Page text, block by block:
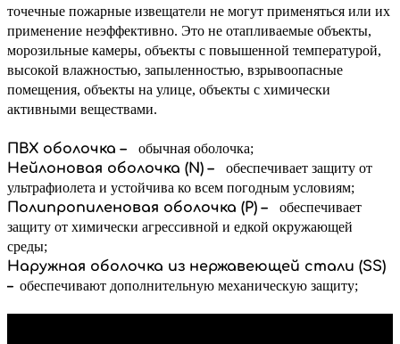
точечные пожарные извещатели не могут применяться или их
применение неэффективно. Это не отапливаемые объекты,
морозильные камеры, объекты с повышенной температурой,
высокой влажностью, запыленностью, взрывоопасные
помещения, объекты на улице, объекты с химически
активными веществами.
ПВХ оболочка – обычная оболочка;
Нейлоновая оболочка (N) –
обеспечивает защиту от
ультрафиолета и устойчива ко всем погодным условиям;
Полипропиленовая оболочка (P) –
обеспечивает
защиту от химически агрессивной и едкой окружающей
среды;
Наружная оболочка из нержавеющей стали (SS)
–обеспечивают дополнительную механическую защиту;